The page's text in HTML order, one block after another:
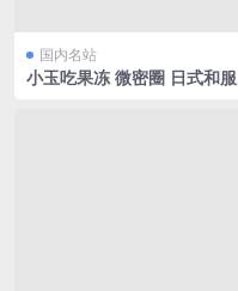
国内名站
小玉吃果冻 微密圈 日式和服